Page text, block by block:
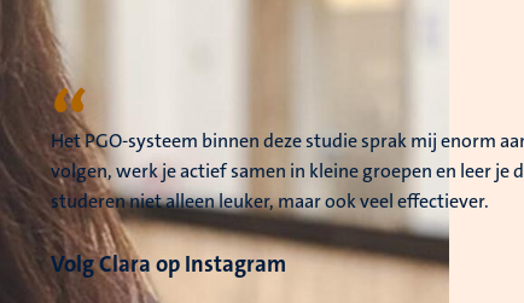
“
Het PGO-systeem binnen deze studie sprak mij enorm
volgen, werk je actief samen in kleine groepen en leer je
studeren niet alleen leuker, maar ook veel effectiever.
Volg Clara op Instagram